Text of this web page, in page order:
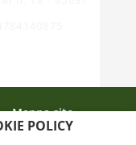
Mappa sito
POLICY